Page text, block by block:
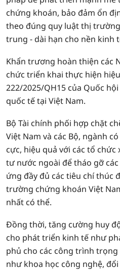
chứng khoán, bảo đảm ổn
theo đúng quy luật thị
trung - dài hạn cho nền kinh
Khẩn trương hoàn thiện các
chức triển khai thực hiện
222/2025/QH15 của Quốc
quốc tế tại Việt Nam.
Bộ Tài chính phối hợp chặt
Việt Nam và các Bộ, ngành
cực, hiệu quả với các tổ chức
tư nước ngoài để tháo gỡ
ứng đầy đủ các tiêu chí thúc
trường chứng khoán Việt
nhất có thể.
Đồng thời, tăng cường huy
cho phát triển kinh tế như
phủ cho các công trình
như khoa học công nghệ,